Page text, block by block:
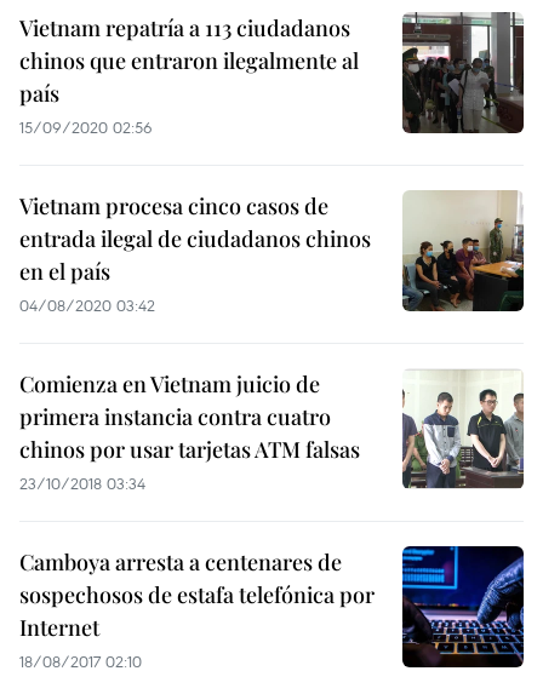
Vietnam repatría a 113 ciudadanos
chinos que entraron ilegalmente al
país
15/09/2020 02:56
Vietnam procesa cinco casos de
entrada ilegal de ciudadanos chinos
en el país
04/08/2020 03:42
Comienza en Vietnam juicio de
primera instancia contra cuatro
chinos por usar tarjetas ATM falsas
23/10/2018 03:34
Camboya arresta a centenares de
sospechosos de estafa telefónica por
Internet
18/08/2017 02:10